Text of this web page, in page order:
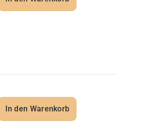
In den Warenkorb